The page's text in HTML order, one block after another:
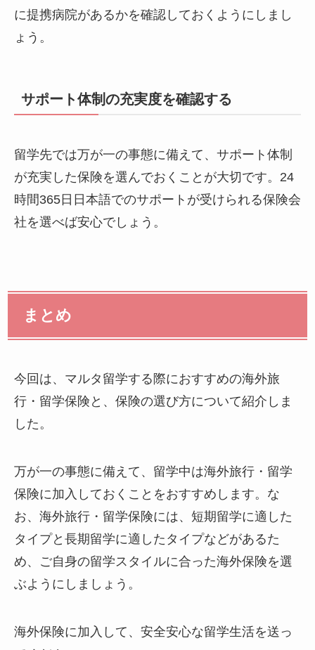
に提携病院があるかを確認しておくようにしまし
ょう。
サポート体制の充実度を確認する
留学先では万が一の事態に備えて、サポート体制
が充実した保険を選んでおくことが大切です。24
時間365日日本語でのサポートが受けられる保険会
社を選べば安心でしょう。
まとめ
今回は、マルタ留学する際におすすめの海外旅
行・留学保険と、保険の選び方について紹介しま
した。
万が一の事態に備えて、留学中は海外旅行・留学
保険に加入しておくことをおすすめします。な
お、海外旅行・留学保険には、短期留学に適した
タイプと長期留学に適したタイプなどがあるた
め、ご自身の留学スタイルに合った海外保険を選
ぶようにしましょう。
海外保険に加入して、安全安心な留学生活を送っ